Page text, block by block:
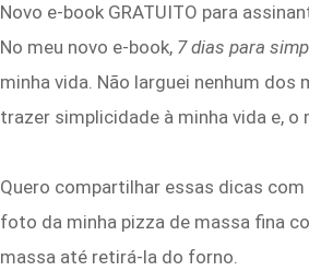
Novo e-book GRATUITO para
No meu novo e-book, 7 dias para
minha vida. Não larguei nenhum
trazer simplicidade à minha vida e,
Quero compartilhar essas dicas
foto da minha pizza de massa fina
massa até retirá-la do forno.